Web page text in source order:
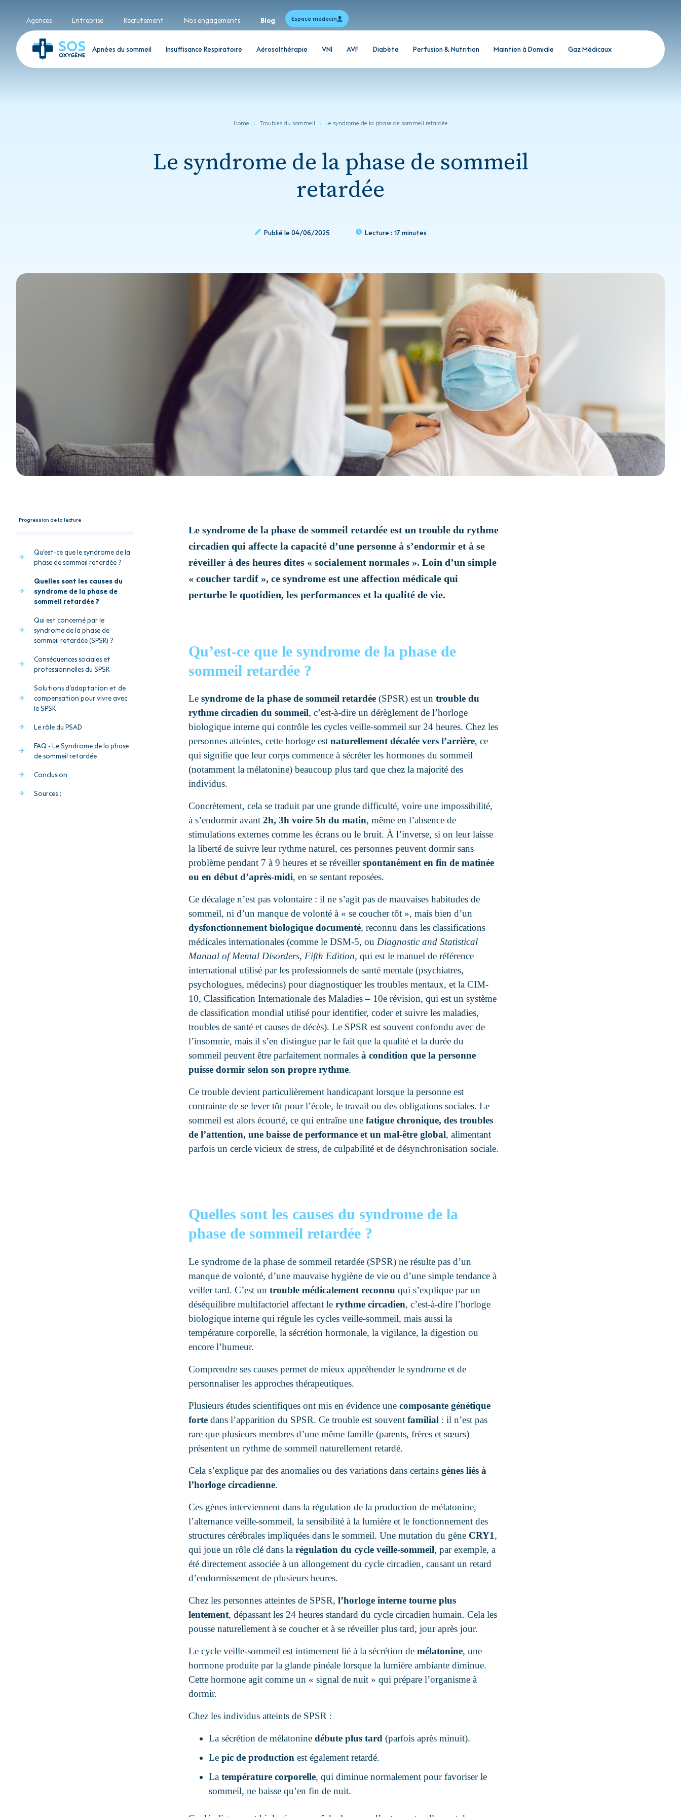
Agences Entreprise Recrutement Nos engagements Blog Espace médecin
Apnées du sommeil Insuffisance Respiratoire Aérosolthérapie VNI AVF Diabète Perfusion & Nutrition Maintien à Domicile Gaz Médicaux
Home Troubles du sommeil Le syndrome de la phase de sommeil retardée
Le syndrome de la phase de sommeil
retardée
Publié le 04/06/2025 Lecture : 17 minutes
Progression de la lecture
Qu’est-ce que le syndrome de la
phase de sommeil retardée ?
Quelles sont les causes du
syndrome de la phase de
sommeil retardée ?
Qui est concerné par le
syndrome de la phase de
sommeil retardée (SPSR) ?
Conséquences sociales et
professionnelles du SPSR
Solutions d’adaptation et de
compensation pour vivre avec
le SPSR
Le rôle du PSAD
FAQ - Le Syndrome de la phase
de sommeil retardée
Conclusion
Sources :
Le syndrome de la phase de sommeil retardée est un trouble du rythme
circadien qui affecte la capacité d’une personne à s’endormir et à se
réveiller à des heures dites « socialement normales ». Loin d’un simple
« coucher tardif », ce syndrome est une affection médicale qui
perturbe le quotidien, les performances et la qualité de vie.
Qu’est-ce que le syndrome de la phase de
sommeil retardée ?
Lesyndrome de la phase de sommeil retardée (SPSR) est untrouble du
rythme circadien du sommeil, c’est-à-dire un dérèglement de l’horloge
biologique interne qui contrôle les cycles veille-sommeil sur 24 heures. Chez les
personnes atteintes, cette horloge estnaturellement décalée vers l’arrière, ce
qui signifie que leur corps commence à sécréter les hormones du sommeil
(notamment la mélatonine) beaucoup plus tard que chez la majorité des
individus.
Concrètement, cela se traduit par une grande difficulté, voire une impossibilité,
à s’endormir avant2h, 3h voire 5h du matin, même en l’absence de
stimulations externes comme les écrans ou le bruit. À l’inverse, si on leur laisse
la liberté de suivre leur rythme naturel, ces personnes peuvent dormir sans
problème pendant 7 à 9 heures et se réveillerspontanément en fin de matinée
ou en début d’après-midi, en se sentant reposées.
Ce décalage n’est pas volontaire : il ne s’agit pas de mauvaises habitudes de
sommeil, ni d’un manque de volonté à « se coucher tôt », mais bien d’un
dysfonctionnement biologique documenté, reconnu dans les classifications
médicales internationales (comme le DSM-5, ou Diagnostic and Statistical
Manual of Mental Disorders, Fifth Edition, qui est le manuel de référence
international utilisé par les professionnels de santé mentale (psychiatres,
psychologues, médecins) pour diagnostiquer les troubles mentaux, et la CIM-
10, Classification Internationale des Maladies – 10e révision, qui est un système
de classification mondial utilisé pour identifier, coder et suivre les maladies,
troubles de santé et causes de décès). Le SPSR est souvent confondu avec de
l’insomnie, mais il s’en distingue par le fait que la qualité et la durée du
sommeil peuvent être parfaitement normalesà condition que la personne
puisse dormir selon son propre rythme.
Ce trouble devient particulièrement handicapant lorsque la personne est
contrainte de se lever tôt pour l’école, le travail ou des obligations sociales. Le
sommeil est alors écourté, ce qui entraîne unefatigue chronique, des troubles
de l’attention, une baisse de performance et un mal-être global, alimentant
parfois un cercle vicieux de stress, de culpabilité et de désynchronisation sociale.
Quelles sont les causes du syndrome de la
phase de sommeil retardée ?
Le syndrome de la phase de sommeil retardée (SPSR) ne résulte pas d’un
manque de volonté, d’une mauvaise hygiène de vie ou d’une simple tendance à
veiller tard. C’est untrouble médicalement reconnu qui s’explique par un
déséquilibre multifactoriel affectant lerythme circadien, c’est-à-dire l’horloge
biologique interne qui régule les cycles veille-sommeil, mais aussi la
température corporelle, la sécrétion hormonale, la vigilance, la digestion ou
encore l’humeur.
Comprendre ses causes permet de mieux appréhender le syndrome et de
personnaliser les approches thérapeutiques.
Plusieurs études scientifiques ont mis en évidence unecomposante génétique
forte dans l’apparition du SPSR. Ce trouble est souventfamilial : il n’est pas
rare que plusieurs membres d’une même famille (parents, frères et sœurs)
présentent un rythme de sommeil naturellement retardé.
Cela s’explique par des anomalies ou des variations dans certainsgènes liés à
l’horloge circadienne.
Ces gènes interviennent dans la régulation de la production de mélatonine,
l’alternance veille-sommeil, la sensibilité à la lumière et le fonctionnement des
structures cérébrales impliquées dans le sommeil. Une mutation du gène CRY1,
qui joue un rôle clé dans larégulation du cycle veille-sommeil, par exemple, a
été directement associée à un allongement du cycle circadien, causant un retard
d’endormissement de plusieurs heures.
Chez les personnes atteintes de SPSR,l’horloge interne tourne plus
lentement, dépassant les 24 heures standard du cycle circadien humain. Cela les
pousse naturellement à se coucher et à se réveiller plus tard, jour après jour.
Le cycle veille-sommeil est intimement lié à la sécrétion demélatonine, une
hormone produite par la glande pinéale lorsque la lumière ambiante diminue.
Cette hormone agit comme un « signal de nuit » qui prépare l’organisme à
dormir.
Chez les individus atteints de SPSR :
La sécrétion de mélatoninedébute plus tard (parfois après minuit).
Lepic de production est également retardé.
Latempérature corporelle, qui diminue normalement pour favoriser le
sommeil, ne baisse qu’en fin de nuit.